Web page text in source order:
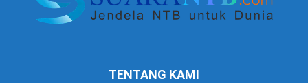
TENTANG KAMI